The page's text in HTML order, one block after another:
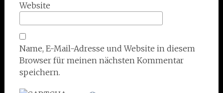
Website
Name, E-Mail-Adresse und Website in diesem
Browser für meinen nächsten Kommentar
speichern.